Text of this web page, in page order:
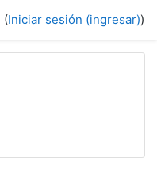
(Iniciar sesión (ingresar))